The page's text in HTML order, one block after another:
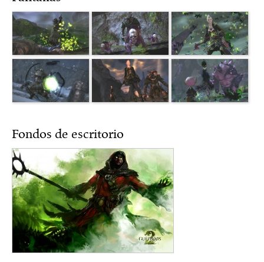
Fondos de escritorio